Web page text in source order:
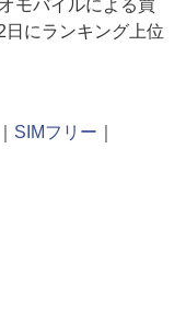
モバイルによる買
にランキング上位
SIMフリー